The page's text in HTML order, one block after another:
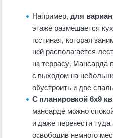
Например, для
этаже размещается
гостиная, которая
ней располагается
на террасу. Мансарда
с выходом на
обустроить и две
С планировкой 6х9
мансарде можно
и даже перенести
освободив немного